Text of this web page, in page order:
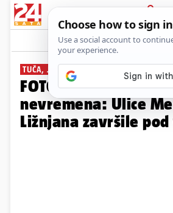
PRIJAVA
Galerija
TUČA, JAKA KIŠA...
FOTO Kaos u Istri
nevremena: Ulice
Ližnjana završile